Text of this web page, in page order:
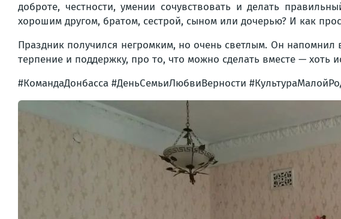
доброте, честности, умении сочувствовать и делать
хорошим другом, братом, сестрой, сыном или дочерью? И как
Праздник получился негромким, но очень светлым. Он
терпение и поддержку, про то, что можно сделать вместе — хоть
#КомандаДонбасса #ДеньСемьиЛюбвиВерности